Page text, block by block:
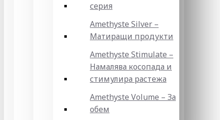
серия
Amethyste Silver –
Матиращи продукти
Amethyste Stimulate –
Намалява косопада и
стимулира растежа
Amethyste Volume – За
обем